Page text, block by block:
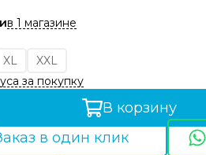
в 1 магазине
XL
XXL
за покупку
В корзину
в один клик